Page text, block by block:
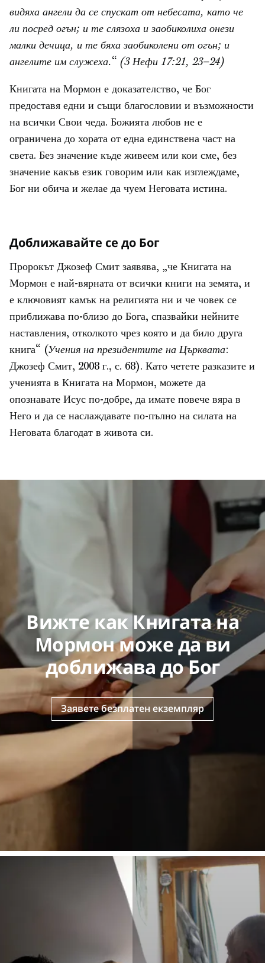
видяха ангели да се спускат от небесата, като че
ли посред огън; и те слязоха и заобиколиха онези
малки дечица, и те бяха заобиколени от огън; и
ангелите им служеха.“ (3 Нефи 17:21, 23–24)
Книгата на Мормон е доказателство, че Бог
предоставя едни и същи благословии и възможности
на всички Свои чеда. Божията любов не е
ограничена до хората от една единствена част на
света. Без значение къде живеем или кои сме, без
значение какъв език говорим или как изглеждаме,
Бог ни обича и желае да чуем Неговата истина.
Доближавайте се до Бог
Пророкът Джозеф Смит заявява, „че Книгата на
Мормон е най-вярната от всички книги на земята, и
е ключовият камък на религията ни и че човек се
приближава по-близо до Бога, спазвайки нейните
наставления, отколкото чрез която и да било друга
книга“ (Учения на президентите на Църквата:
Джозеф Смит, 2008 г., с. 68). Като четете разказите и
ученията в Книгата на Мормон, можете да
опознавате Исус по-добре, да имате повече вяра в
Него и да се наслаждавате по-пълно на силата на
Неговата благодат в живота си.
Вижте как Книгата на
Мормон може да ви
доближава до Бог
Заявете безплатен екземпляр